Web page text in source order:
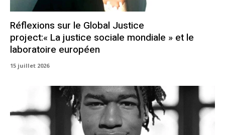
Réflexions sur le Global Justice
project:« La justice sociale mondiale » et le
laboratoire européen
15 juillet 2026